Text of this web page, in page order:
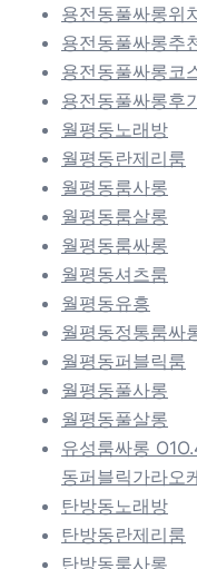
용전동풀싸롱위
용전동풀싸롱추
용전동풀싸롱코
용전동풀싸롱후
월평동노래방
월평동란제리룸
월평동룸사롱
월평동룸살롱
월평동룸싸롱
월평동셔츠룸
월평동유흥
월평동정통룸싸
월평동퍼블릭룸
월평동풀사롱
월평동풀살롱
유성룸싸롱
동퍼블릭가라오
탄방동노래방
탄방동란제리룸
탄방동룸사롱